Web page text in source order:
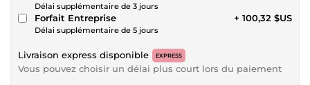
Délai supplémentaire de 3 jours
Forfait Entreprise
Délai supplémentaire de 5 jours
+ 100,32 $US
Livraison express disponible EXPRESS
Vous pouvez choisir un délai plus court lors du paiement